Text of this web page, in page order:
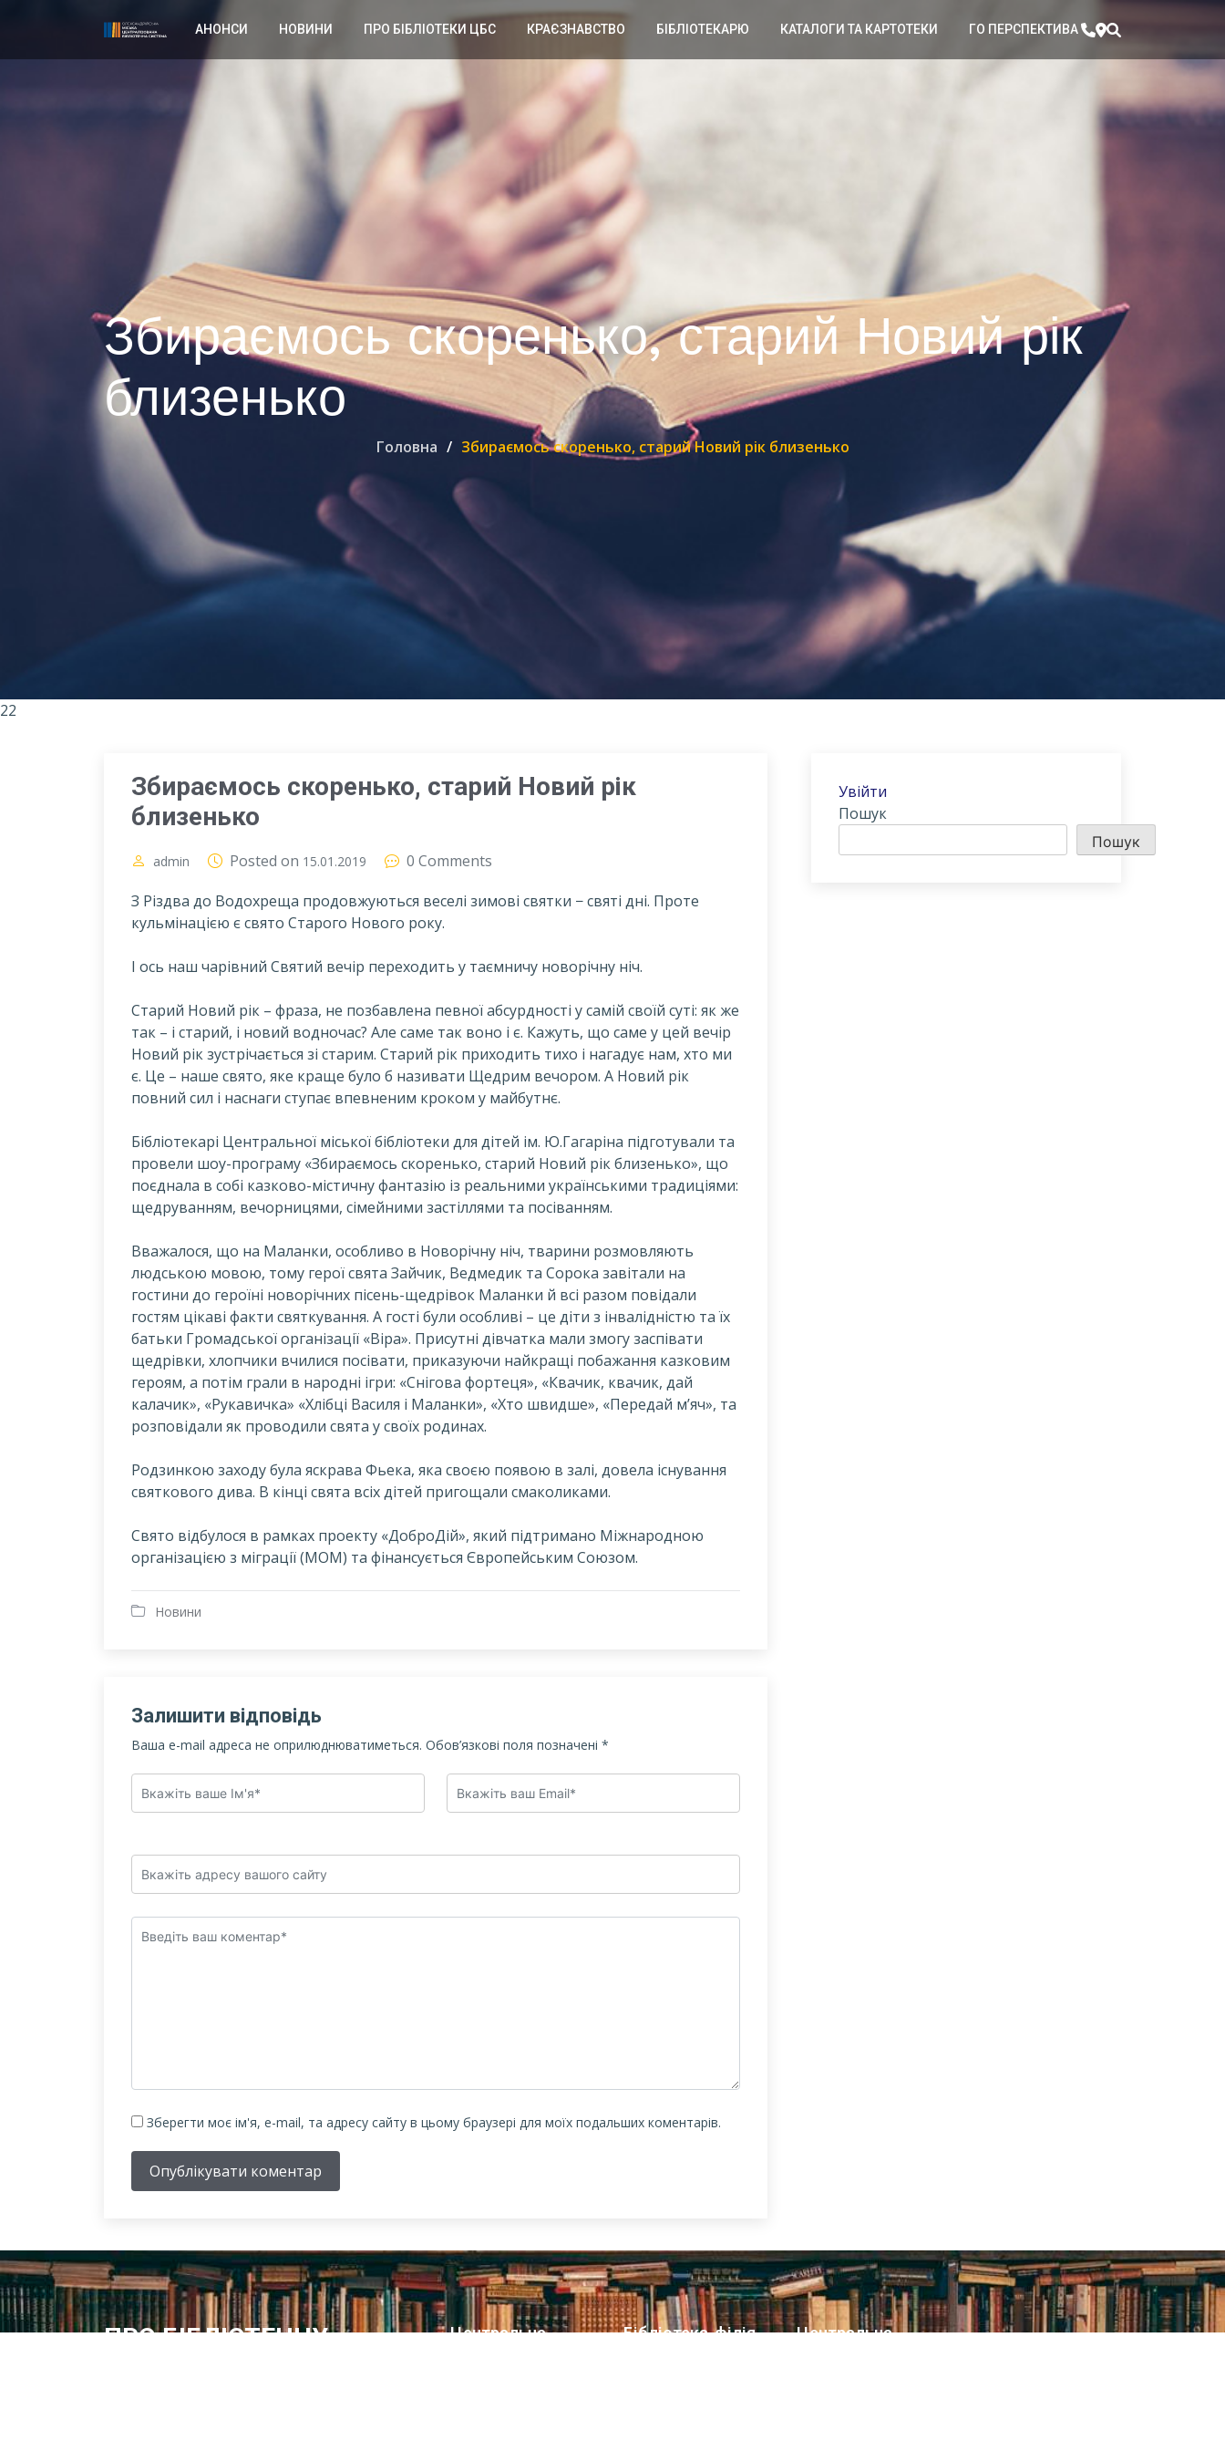
АНОНСИ НОВИНИ ПРО БІБЛІОТЕКИ ЦБС КРАЄЗНАВСТВО БІБЛІОТЕКАРЮ КАТАЛОГИ ТА КАРТОТЕКИ ГО ПЕРСПЕКТИВА
Збираємось скоренько, старий Новий рік
близенько
Головна Збираємось скоренько, старий Новий рік близенько
22
Збираємось скоренько, старий Новий рік
близенько
admin Posted on 15.01.2019
0 Comments
З Різдва до Водохреща продовжуються веселі зимові святки − святі дні. Проте
кульмінацією є свято Старого Нового року.
І ось наш чарівний Святий вечір переходить у таємничу новорічну ніч.
Старий Новий рік – фраза, не позбавлена певної абсурдності у самій своїй суті: як же
так – і старий, і новий водночас? Але саме так воно і є. Кажуть, що саме у цей вечір
Новий рік зустрічається зі старим. Старий рік приходить тихо і нагадує нам, хто ми
є. Це – наше свято, яке краще було б називати Щедрим вечором. А Новий рік
повний сил і наснаги ступає впевненим кроком у майбутнє.
Бібліотекарі Центральної міської бібліотеки для дітей ім. Ю.Гагаріна підготували та
провели шоу-програму «Збираємось скоренько, старий Новий рік близенько», що
поєднала в собі казково-містичну фантазію із реальними українськими традиціями:
щедруванням, вечорницями, сімейними застіллями та посіванням.
Вважалося, що на Маланки, особливо в Новорічну ніч, тварини розмовляють
людською мовою, тому герої свята Зайчик, Ведмедик та Сорока завітали на
гостини до героїні новорічних пісень-щедрівок Маланки й всі разом повідали
гостям цікаві факти святкування. А гості були особливі – це діти з інвалідністю та їх
батьки Громадської організації «Віра». Присутні дівчатка мали змогу заспівати
щедрівки, хлопчики вчилися посівати, приказуючи найкращі побажання казковим
героям, а потім грали в народні ігри: «Снігова фортеця», «Квачик, квачик, дай
калачик», «Рукавичка» «Хлібці Василя і Маланки», «Хто швидше», «Передай м’яч», та
розповідали як проводили свята у своїх родинах.
Родзинкою заходу була яскрава Фьека, яка своєю появою в залі, довела існування
святкового дива. В кінці свята всіх дітей пригощали смаколиками.
Свято відбулося в рамках проекту «ДоброДій», який підтримано Міжнародною
організацією з міграції (МОМ) та фінансується Європейським Союзом.
Новини
Залишити відповідь
Ваша e-mail адреса не оприлюднюватиметься. Обов’язкові поля позначені *
Зберегти моє ім'я, e-mail, та адресу сайту в цьому браузері для моїх подальших коментарів.
Опублікувати коментар
Увійти
Пошук
Пошук
ПРО БІБЛІОТЕЧНУ
Центральна
Бібліотека-філія
Центральна